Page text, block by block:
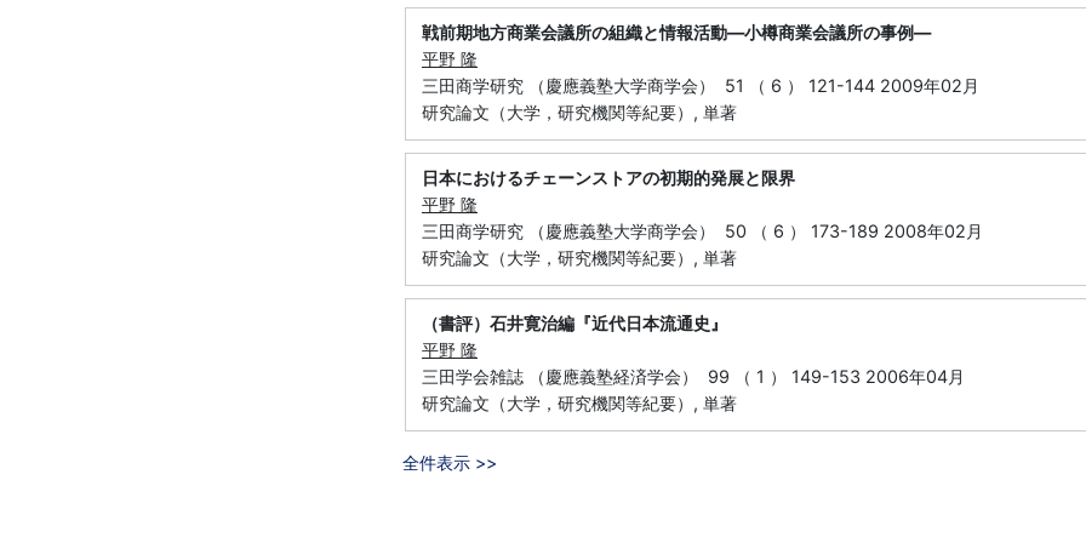
戦前期地方商業会議所の組織と情報活動―小樽商業会議所の事例―
平野 隆
三田商学研究 （慶應義塾大学商学会） 51 （ 6 ） 121-144 2009年02月
研究論文（大学，研究機関等紀要）, 単著
日本におけるチェーンストアの初期的発展と限界
平野 隆
三田商学研究 （慶應義塾大学商学会） 50 （ 6 ） 173-189 2008年02月
研究論文（大学，研究機関等紀要）, 単著
（書評）石井寛治編『近代日本流通史』
平野 隆
三田学会雑誌 （慶應義塾経済学会） 99 （ 1 ） 149-153 2006年04月
研究論文（大学，研究機関等紀要）, 単著
全件表示 >>